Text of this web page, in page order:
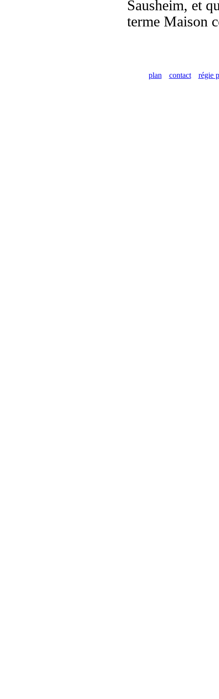
Sausheim, et
terme Maison
plan contact régie